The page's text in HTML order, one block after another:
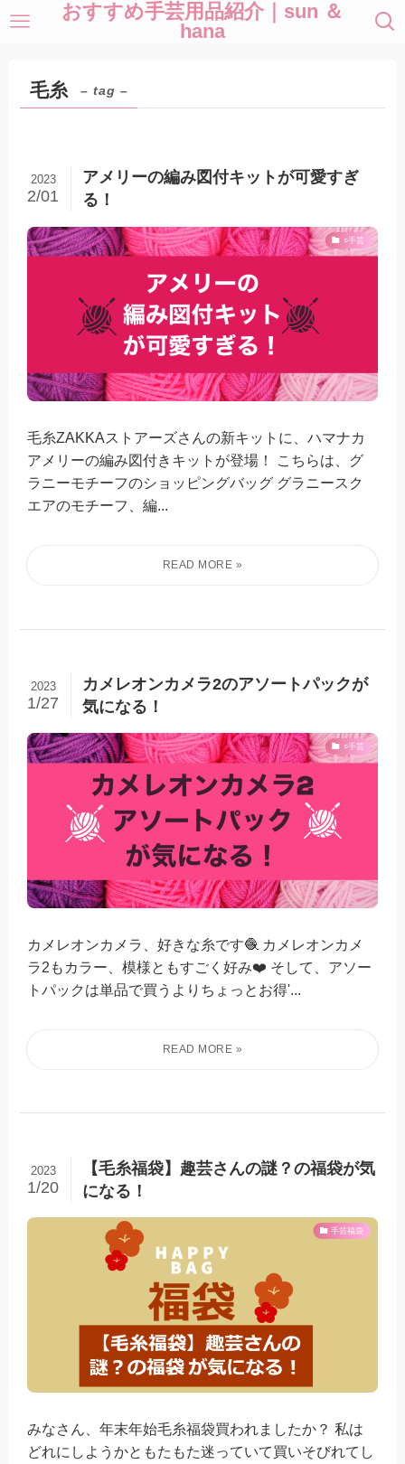
おすすめ手芸用品紹介｜sun ＆
hana
毛糸 – tag –
アメリーの編み図付キットが可愛すぎ
る！
2023
2/01
○手芸
毛糸ZAKKAストアーズさんの新キットに、ハマナカ
アメリーの編み図付きキットが登場！ こちらは、グ
ラニーモチーフのショッピングバッグ グラニースク
エアのモチーフ、編...
カメレオンカメラ2のアソートパックが
気になる！
2023
1/27
○手芸
カメレオンカメラ、好きな糸です🧶 カメレオンカメ
ラ2もカラー、模様ともすごく好み❤️ そして、アソー
トパックは単品で買うよりちょっとお得'...
【毛糸福袋】趣芸さんの謎？の福袋が気
になる！
2023
1/20
手芸福袋
みなさん、年末年始毛糸福袋買われましたか？ 私は
どれにしようかともたもた迷っていて買いそびれてし